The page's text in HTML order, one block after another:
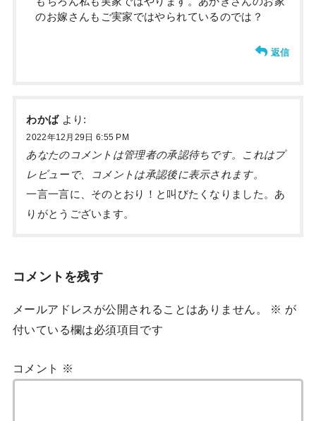
のお嫁さんもご実家ではやられているのでは？
返信
わかば より:
2022年12月29日 6:55 PM
あなたのコメントは管理者の承認待ちです。これはプ
レビューで、コメントは承認後に表示されます。
一言一言に、そのとおり！と叫びたくなりました。あ
りがとうございます。
コメントを残す
メールアドレスが公開されることはありません。 ※ が
付いている欄は必須項目です
コメント ※